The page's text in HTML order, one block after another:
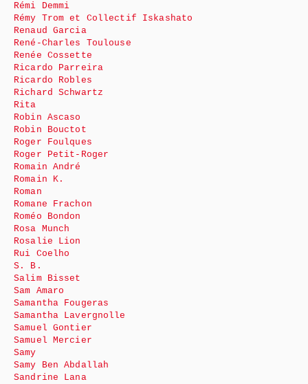
Rémi Demmi
Rémy Trom et Collectif Iskashato
Renaud Garcia
René-Charles Toulouse
Renée Cossette
Ricardo Parreira
Ricardo Robles
Richard Schwartz
Rita
Robin Ascaso
Robin Bouctot
Roger Foulques
Roger Petit-Roger
Romain André
Romain K.
Roman
Romane Frachon
Roméo Bondon
Rosa Munch
Rosalie Lion
Rui Coelho
S. B.
Salim Bisset
Sam Amaro
Samantha Fougeras
Samantha Lavergnolle
Samuel Gontier
Samuel Mercier
Samy
Samy Ben Abdallah
Sandrine Lana